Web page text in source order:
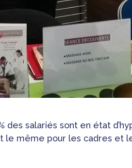
salariés sont en état
même pour les cadres et